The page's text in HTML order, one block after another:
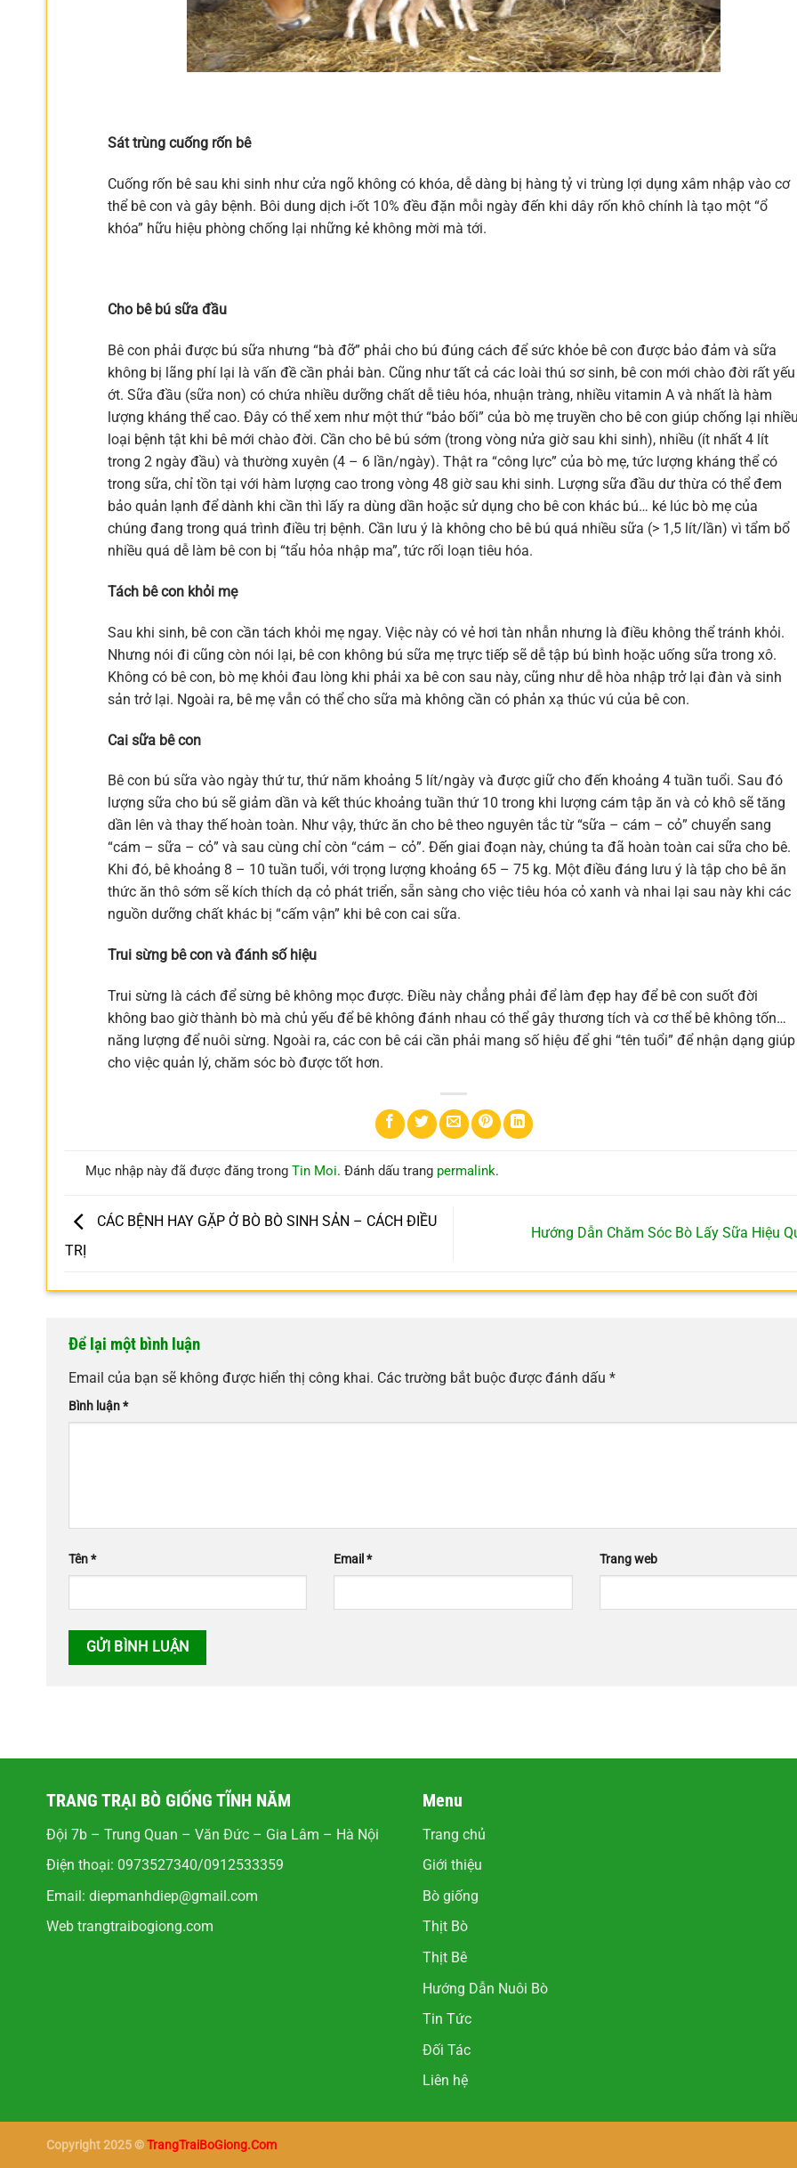
Sát trùng cuống rốn bê
Cuống rốn bê sau khi sinh như cửa ngõ không có khóa, dễ dàng bị hàng tỷ vi trùng lợi dụng xâm nhập vào cơ
thể bê con và gây bệnh. Bôi dung dịch i-ốt 10% đều đặn mỗi ngày đến khi dây rốn khô chính là tạo một “ổ
khóa” hữu hiệu phòng chống lại những kẻ không mời mà tới.
Cho bê bú sữa đầu
Bê con phải được bú sữa nhưng “bà đỡ” phải cho bú đúng cách để sức khỏe bê con được bảo đảm và sữa
không bị lãng phí lại là vấn đề cần phải bàn. Cũng như tất cả các loài thú sơ sinh, bê con mới chào đời rất yếu
ớt. Sữa đầu (sữa non) có chứa nhiều dưỡng chất dễ tiêu hóa, nhuận tràng, nhiều vitamin A và nhất là hàm
lượng kháng thể cao. Đây có thể xem như một thứ “bảo bối” của bò mẹ truyền cho bê con giúp chống lại
loại bệnh tật khi bê mới chào đời. Cần cho bê bú sớm (trong vòng nửa giờ sau khi sinh), nhiều (ít nhất 4 lít
trong 2 ngày đầu) và thường xuyên (4 – 6 lần/ngày). Thật ra “công lực” của bò mẹ, tức lượng kháng thể có
trong sữa, chỉ tồn tại với hàm lượng cao trong vòng 48 giờ sau khi sinh. Lượng sữa đầu dư thừa có thể đem
bảo quản lạnh để dành khi cần thì lấy ra dùng dần hoặc sử dụng cho bê con khác bú… ké lúc bò mẹ của
chúng đang trong quá trình điều trị bệnh. Cần lưu ý là không cho bê bú quá nhiều sữa (> 1,5 lít/lần) vì tẩm bổ
nhiều quá dễ làm bê con bị “tẩu hỏa nhập ma”, tức rối loạn tiêu hóa.
Tách bê con khỏi mẹ
Sau khi sinh, bê con cần tách khỏi mẹ ngay. Việc này có vẻ hơi tàn nhẫn nhưng là điều không thể tránh khỏi.
Nhưng nói đi cũng còn nói lại, bê con không bú sữa mẹ trực tiếp sẽ dễ tập bú bình hoặc uống sữa trong xô.
Không có bê con, bò mẹ khỏi đau lòng khi phải xa bê con sau này, cũng như dễ hòa nhập trở lại đàn và sinh
sản trở lại. Ngoài ra, bê mẹ vẫn có thể cho sữa mà không cần có phản xạ thúc vú của bê con.
Cai sữa bê con
Bê con bú sữa vào ngày thứ tư, thứ năm khoảng 5 lít/ngày và được giữ cho đến khoảng 4 tuần tuổi. Sau đó
lượng sữa cho bú sẽ giảm dần và kết thúc khoảng tuần thứ 10 trong khi lượng cám tập ăn và cỏ khô sẽ tăng
dần lên và thay thế hoàn toàn. Như vậy, thức ăn cho bê theo nguyên tắc từ “sữa – cám – cỏ” chuyển sang
“cám – sữa – cỏ” và sau cùng chỉ còn “cám – cỏ”. Đến giai đoạn này, chúng ta đã hoàn toàn cai sữa cho bê.
Khi đó, bê khoảng 8 – 10 tuần tuổi, với trọng lượng khoảng 65 – 75 kg. Một điều đáng lưu ý là tập cho bê ăn
thức ăn thô sớm sẽ kích thích dạ cỏ phát triển, sẵn sàng cho việc tiêu hóa cỏ xanh và nhai lại sau này khi các
nguồn dưỡng chất khác bị “cấm vận” khi bê con cai sữa.
Trui sừng bê con và đánh số hiệu
Trui sừng là cách để sừng bê không mọc được. Điều này chẳng phải để làm đẹp hay để bê con suốt đời
không bao giờ thành bò mà chủ yếu để bê không đánh nhau có thể gây thương tích và cơ thể bê không tốn…
năng lượng để nuôi sừng. Ngoài ra, các con bê cái cần phải mang số hiệu để ghi “tên tuổi” để nhận dạng giúp
cho việc quản lý, chăm sóc bò được tốt hơn.
Mục nhập này đã được đăng trong Tin Moi. Đánh dấu trang permalink.
CÁC BỆNH HAY GẶP Ở BÒ BÒ SINH SẢN – CÁCH ĐIỀU
TRỊ
Hướng Dẫn Chăm Sóc Bò Lấy Sữa Hiệu
Để lại một bình luận
Email của bạn sẽ không được hiển thị công khai. Các trường bắt buộc được đánh dấu *
Bình luận*
Tên* Email* Trang web
TRANG TRẠI BÒ GIỐNG TĨNH NĂM
Đội 7b – Trung Quan – Văn Đức – Gia Lâm – Hà Nội
Điện thoại: 0973527340/0912533359
Email: diepmanhdiep@gmail.com
Web trangtraibogiong.com
Menu
Trang chủ
Giới thiệu
Bò giống
Thịt Bò
Thịt Bê
Hướng Dẫn Nuôi Bò
Tin Tức
Đối Tác
Liên hệ
Copyright 2025 ©TrangTraiBoGiong.Com